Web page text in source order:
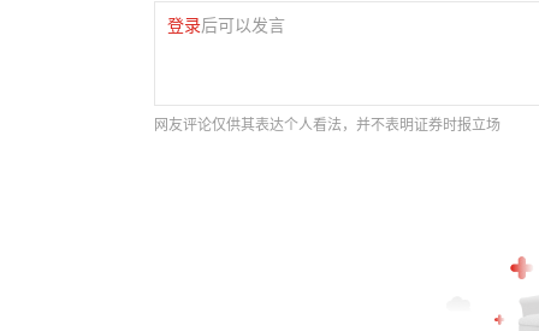
登录后可以发言
网友评论仅供其表达个人看法，并不表明证券时报立场